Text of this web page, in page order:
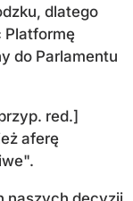
dlatego
Platformę
do Parlamentu
red.]
aferę